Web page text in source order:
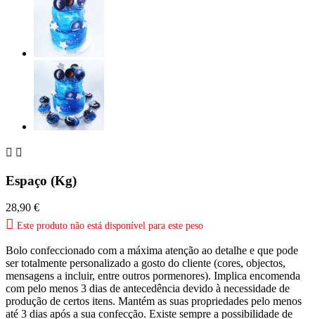
 
Espaço (Kg)
28,90 €
 Este produto não está disponível para este peso
Bolo confeccionado com a máxima atenção ao detalhe e que pode
ser totalmente personalizado a gosto do cliente (cores, objectos,
mensagens a incluir, entre outros pormenores). Implica encomenda
com pelo menos 3 dias de antecedência devido à necessidade de
produção de certos itens. Mantém as suas propriedades pelo menos
até 3 dias após a sua confecção. Existe sempre a possibilidade de